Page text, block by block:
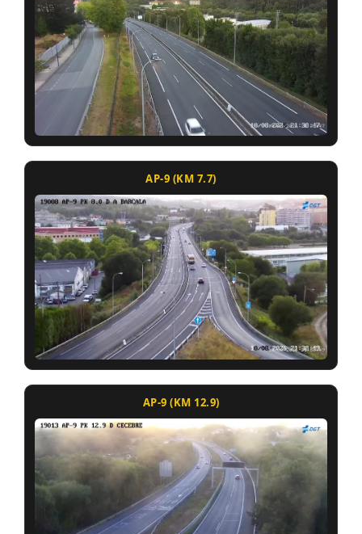
AP-9 (KM 7.7)
AP-9 (KM 12.9)